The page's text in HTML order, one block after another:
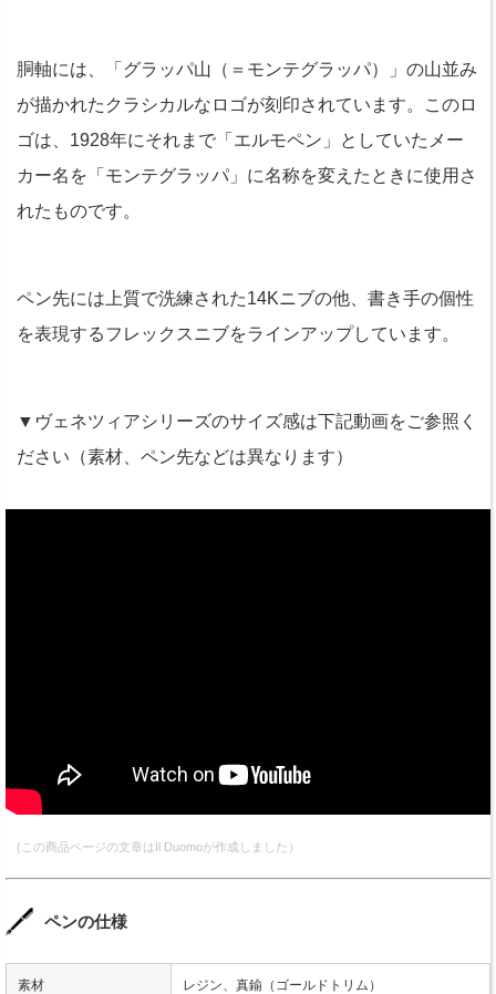
胴軸には、「グラッパ山（＝モンテグラッパ）」の山並み
が描かれたクラシカルなロゴが刻印されています。このロ
ゴは、1928年にそれまで「エルモペン」としていたメー
カー名を「モンテグラッパ」に名称を変えたときに使用さ
れたものです。
ペン先には上質で洗練された14Kニブの他、書き手の個性
を表現するフレックスニブをラインアップしています。
▼ヴェネツィアシリーズのサイズ感は下記動画をご参照く
ださい（素材、ペン先などは異なります）
(この商品ページの文章はIl Duomoが作成しました）
ペンの仕様
素材 レジン、真鍮（ゴールドトリム）